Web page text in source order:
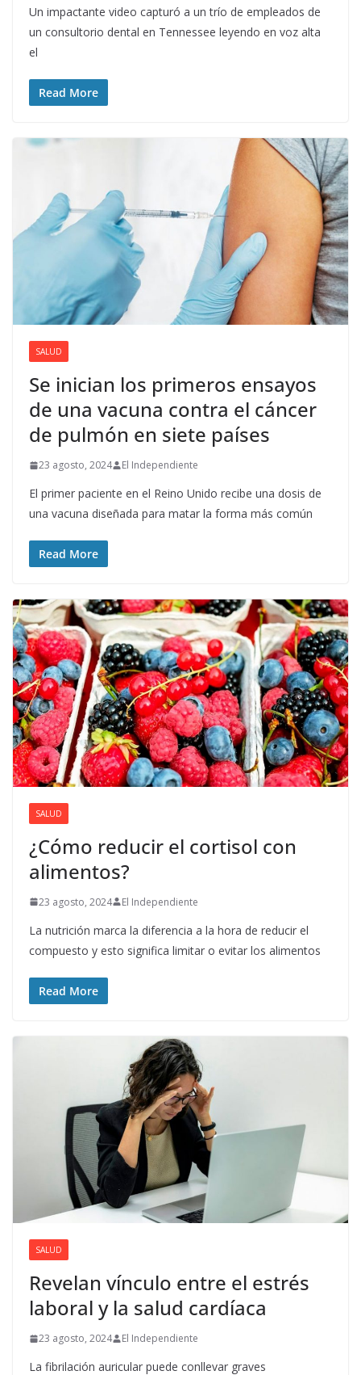
Un impactante video capturó a un trío de empleados de
un consultorio dental en Tennessee leyendo en voz alta
el
Read More
SALUD
Se inician los primeros ensayos
de una vacuna contra el cáncer
de pulmón en siete países
23 agosto, 2024 El Independiente
El primer paciente en el Reino Unido recibe una dosis de
una vacuna diseñada para matar la forma más común
Read More
SALUD
¿Cómo reducir el cortisol con
alimentos?
23 agosto, 2024 El Independiente
La nutrición marca la diferencia a la hora de reducir el
compuesto y esto significa limitar o evitar los alimentos
Read More
SALUD
Revelan vínculo entre el estrés
laboral y la salud cardíaca
23 agosto, 2024 El Independiente
La fibrilación auricular puede conllevar graves